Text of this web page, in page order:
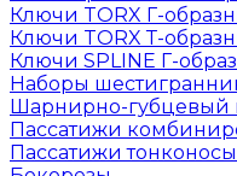
Ключи TORX Г-
Ключи TORX Т-
Ключи SPLINE Г-
Наборы
Шарнирно-губцевый
Пассатижи
Пассатижи